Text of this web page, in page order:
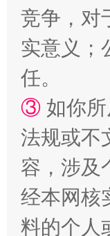
“蜀中异人”
竞争，对
实意义；
任。
③ 如你
法规或不
容，涉及
经本网核
料的个人